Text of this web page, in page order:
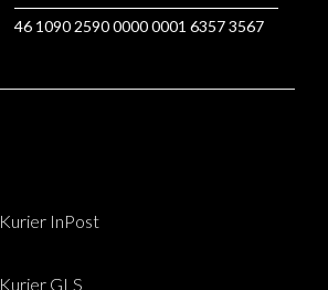
46 1090 2590 0000 0001 6357 3567
Kurier InPost
Kurier GLS